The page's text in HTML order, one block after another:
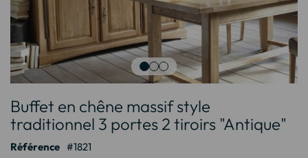
au
début
de
la
Buffet en chêne massif style
traditionnel 3 portes 2 tiroirs "Antique"
Référence 1821